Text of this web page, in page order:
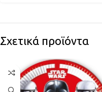
Σχετικά προϊόντα